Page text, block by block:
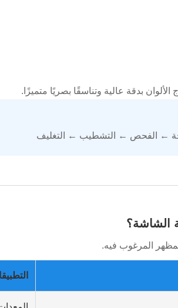
بدقة عالية وتناسقًا بصريًا متميزًا.
← الفحص ← التشطيب ← التغليف
المرغوب فيه.